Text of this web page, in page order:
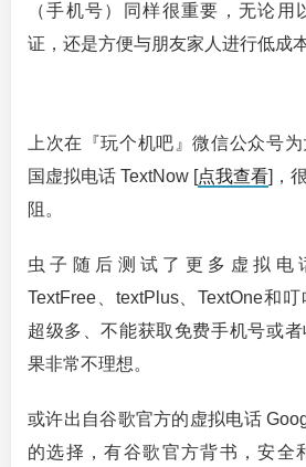
（手机号）同样很重要，无论用
证，还是方便与朋友家人进行低成
上次在『玩个机吧』微信公众号
国虚拟电话 TextNow [点我查看]，
阻。
虫子随后测试了更多虚拟电
TextFree、textPlus、TextOne和
超级多、不能获取免费手机号或
果非常不理想。
或许出自谷歌官方的虚拟电话
的选择，有谷歌官方背书，安全